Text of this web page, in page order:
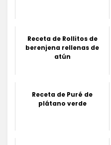
Receta de Rollitos de
berenjena rellenas de
atún
Receta de Puré de
plátano verde